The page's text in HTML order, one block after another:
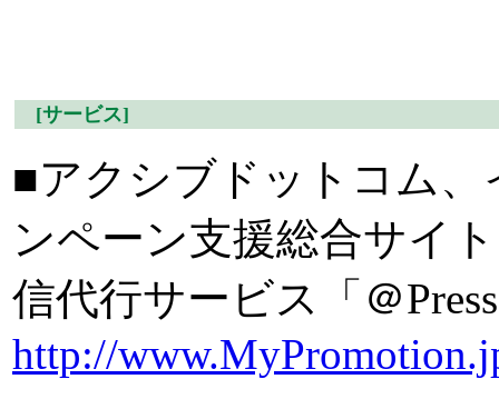
[サービス]
■アクシブドットコム
ンペーン支援総合サイ
信代行サービス「＠
http://